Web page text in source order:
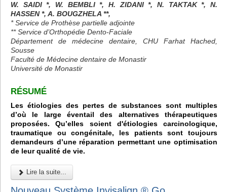
W. SAIDI *, W. BEMBLI *, H. ZIDANI *, N. TAKTAK *, N.
HASSEN *, A. BOUGZHELA **,
* Service de Prothèse partielle adjointe
** Service d’Orthopédie Dento-Faciale
Département de médecine dentaire, CHU Farhat Hached,
Sousse
Faculté de Médecine dentaire de Monastir
Université de Monastir
RÉSUMÉ
Les étiologies des pertes de substances sont multiples
d’où le large éventail des alternatives thérapeutiques
proposées. Qu’elles soient d'étiologies carcinologique,
traumatique ou congénitale, les patients sont toujours
demandeurs d’une réparation permettant une optimisation
de leur qualité de vie.
Lire la suite...